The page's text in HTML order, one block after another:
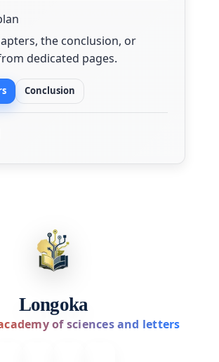
the conclusion, or
dedicated pages.
Conclusion
Longoka
of sciences and letters